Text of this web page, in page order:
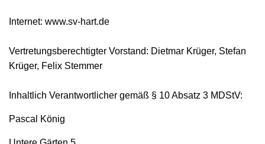
Internet: www.sv-hart.de
Vertretungsberechtigter Vorstand: Dietmar Krüger, Stefan
Krüger, Felix Stemmer
Inhaltlich Verantwortlicher gemäß § 10 Absatz 3 MDStV:
Pascal König